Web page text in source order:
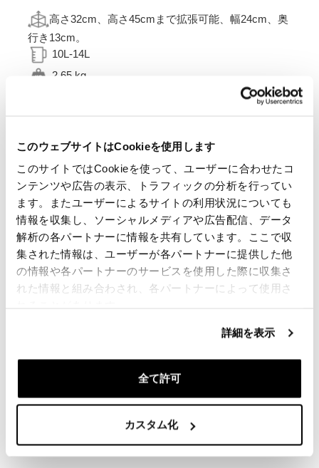
このウェブサイトはCookieを使用します
このサイトではCookieを使って、ユーザーに合わせたコ
ンテンツや広告の表示、トラフィックの分析を行ってい
ます。またユーザーによるサイトの利用状況についても
情報を収集し、ソーシャルメディアや広告配信、データ
解析の各パートナーに情報を共有しています。ここで収
集された情報は、ユーザーが各パートナーに提供した他
の情報や各パートナーのサービスを使用した際に収集さ
れた情報と組み合わされ、各パートナーによって使用さ
詳細を表示
全て許可
カスタム化
高さ32cm、高さ45cmまで拡張可能、幅24cm、奥
行き13cm。
10L-14L
2.65 kg
マットブラックエポキシパウダー仕上げで処理された
に設計されており、自転車に変更を加える必要はあり
バッグが取り付けられていないときでも美しく、最小
限のクイックアタッチメントシステムを収納する準備
ができています。
乗客と一緒に快適にご利用いただけます。
注意：モデルとの互換性：フィッシュテールエキゾー
スト用BMWR18
あなたに最高を提供するために、私たちは絶えず私た
ちの製品を詳細に改善しています。画像は以前のバー
要請情報
ビデオ